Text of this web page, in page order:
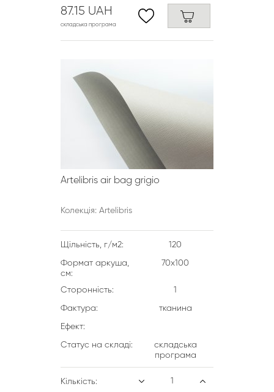
87.15 UAH
складська програма
Artelibris air bag grigio
Колекція: Artelibris
Щільність, г/м2: 120
Формат аркуша,
см:
70х100
Сторонність: 1
Фактура: тканина
Ефект:
Статус на складі:
складська
програма
Кількість: